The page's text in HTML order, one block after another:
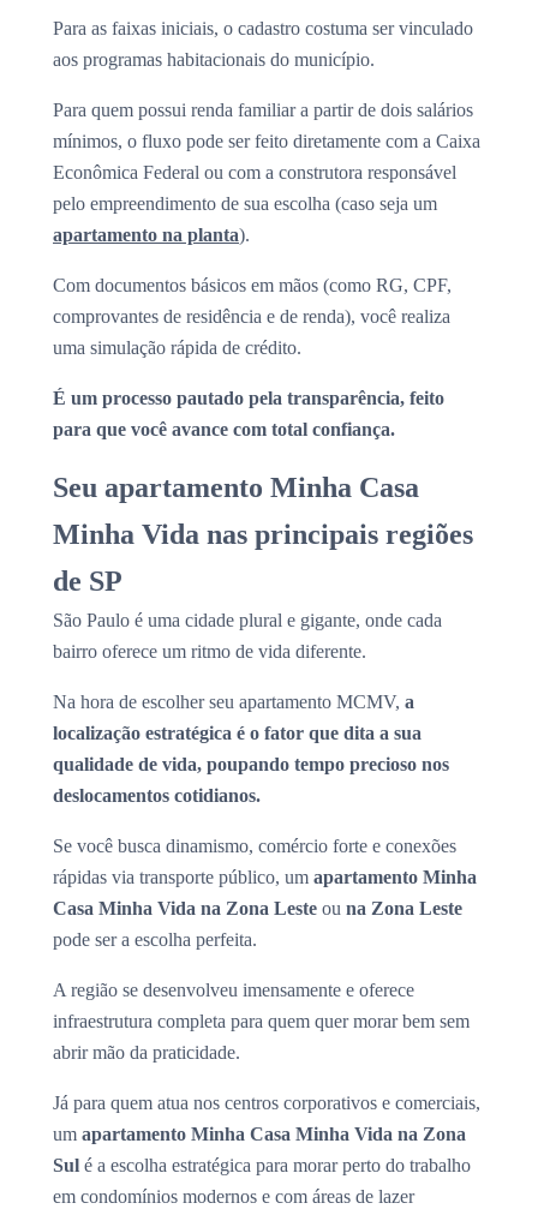
Para as faixas iniciais, o cadastro costuma ser vinculado
aos programas habitacionais do município.
Para quem possui renda familiar a partir de dois salários
mínimos, o fluxo pode ser feito diretamente com a Caixa
Econômica Federal ou com a construtora responsável
pelo empreendimento de sua escolha (caso seja um
apartamento na planta).
Com documentos básicos em mãos (como RG, CPF,
comprovantes de residência e de renda), você realiza
uma simulação rápida de crédito.
É um processo pautado pela transparência, feito
para que você avance com total confiança.
Seu apartamento Minha Casa
Minha Vida nas principais regiões
de SP
São Paulo é uma cidade plural e gigante, onde cada
bairro oferece um ritmo de vida diferente.
Na hora de escolher seu apartamento MCMV, a
localização estratégica é o fator que dita a sua
qualidade de vida, poupando tempo precioso nos
deslocamentos cotidianos.
Se você busca dinamismo, comércio forte e conexões
rápidas via transporte público, um apartamento Minha
Casa Minha Vida na Zona Leste ou na Zona Leste
pode ser a escolha perfeita.
A região se desenvolveu imensamente e oferece
infraestrutura completa para quem quer morar bem sem
abrir mão da praticidade.
Já para quem atua nos centros corporativos e comerciais,
um apartamento Minha Casa Minha Vida na Zona
Sul é a escolha estratégica para morar perto do trabalho
em condomínios modernos e com áreas de lazer